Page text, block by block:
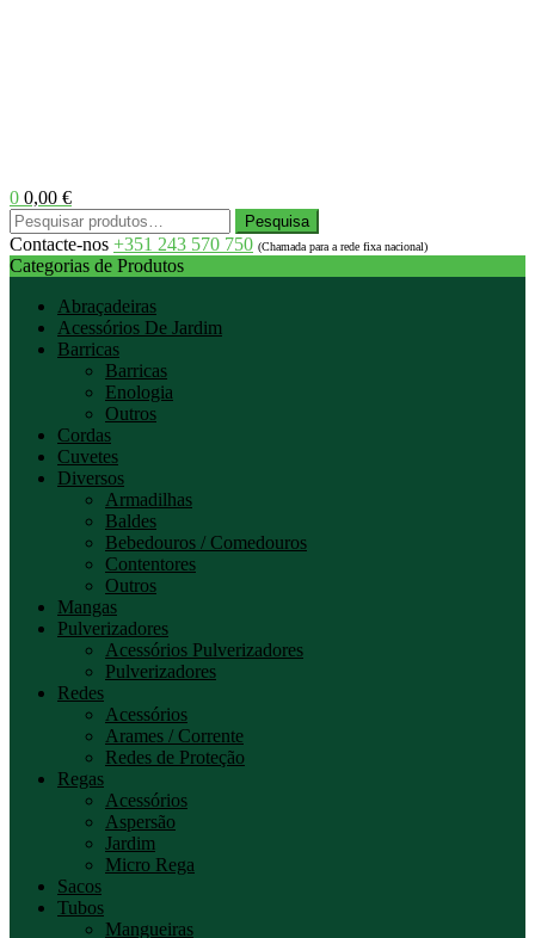
0 0,00 €
Menu
Pesquisar
por:
Pesquisa
Contacte-nos +351 243 570 750 (Chamada para a rede fixa nacional)
Categorias de Produtos
Abraçadeiras
Acessórios De Jardim
Barricas
Barricas
Enologia
Outros
Cordas
Cuvetes
Diversos
Armadilhas
Baldes
Bebedouros / Comedouros
Contentores
Outros
Mangas
Pulverizadores
Acessórios Pulverizadores
Pulverizadores
Redes
Acessórios
Arames / Corrente
Redes de Proteção
Regas
Acessórios
Aspersão
Jardim
Micro Rega
Sacos
Tubos
Mangueiras